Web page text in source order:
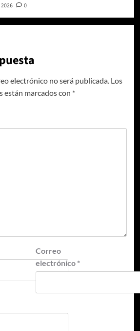
0
electrónico no será publicada. Los
están marcados con *
Correo
electrónico *